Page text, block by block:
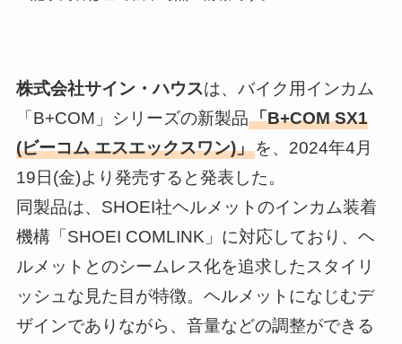
株式会社サイン・ハウスは、バイク用インカム
「B+COM」シリーズの新製品「B+COM SX1
(ビーコム エスエックスワン)」を、2024年4月
19日(金)より発売すると発表した。
同製品は、SHOEI社ヘルメットのインカム装着
機構「SHOEI COMLINK」に対応しており、ヘ
ルメットとのシームレス化を追求したスタイリ
ッシュな見た目が特徴。ヘルメットになじむデ
ザインでありながら、音量などの調整ができる